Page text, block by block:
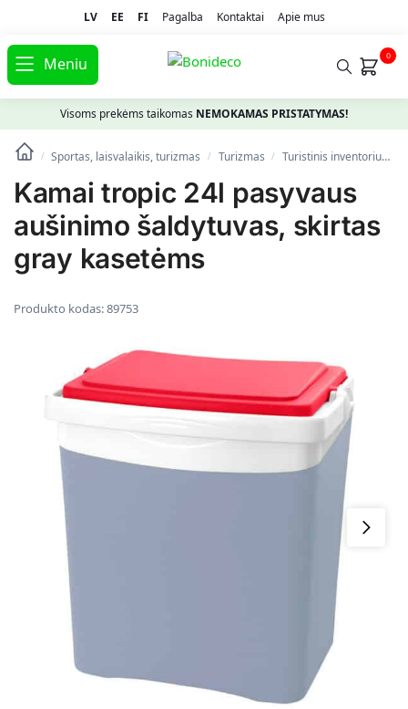
LV EE FI Pagalba Kontaktai Apie mus
Meniu 0
Visoms prekėms taikomas NEMOKAMAS PRISTATYMAS!
/ Sportas, laisvalaikis, turizmas / Turizmas / Turistinis inventorius
Kamai tropic 24l pasyvaus
aušinimo šaldytuvas, skirtas
gray kasetėms
Produkto kodas:89753